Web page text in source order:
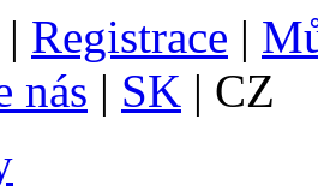
| Registrace |
nás | SK | CZ